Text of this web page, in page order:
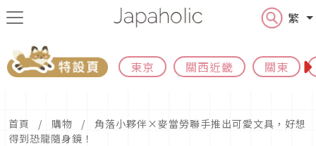
繁
東京 關西近畿 關東
首頁 購物
角落小夥伴×麥當勞聯手推出可愛文具，好想
得到恐龍隨身鏡！